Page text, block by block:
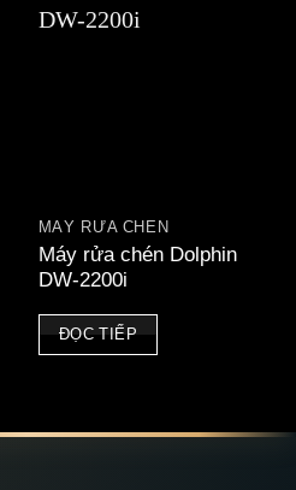
MÁY RỬA CHÉN
Máy rửa chén Dolphin
DW-2200i
ĐỌC TIẾP